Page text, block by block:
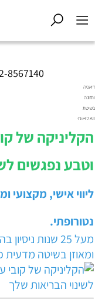
8567140
דיאטה
ותזונה
בשיטת
Diet2All:
שמאחורי
המושלם.
הקליניקה של
וטבע נפגשים
ליווי אישי, מקצועי
נטורופתי.
מעל 25 שנות
ומאוזן בשיטה מדעית